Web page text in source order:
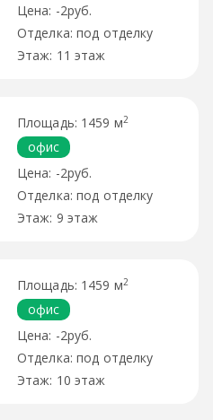
-2руб.
под отделку
11 этаж
1459 м2
офис
-2руб.
под отделку
9 этаж
1459 м2
офис
-2руб.
под отделку
10 этаж